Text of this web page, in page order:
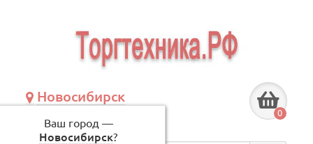
Новосибирск
Ваш город —
Новосибирск?
по будням, с 09:00 до 18:00
0